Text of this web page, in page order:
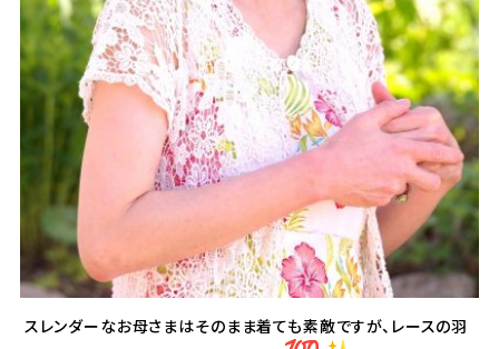
スレンダーなお母さまはそのまま着ても素敵ですが、 レースの羽